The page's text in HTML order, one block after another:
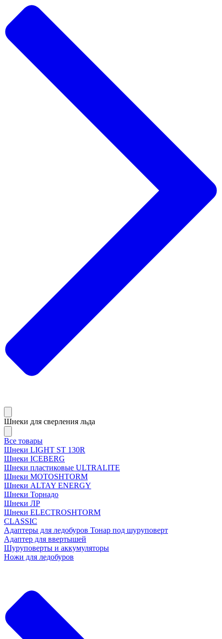
Шнеки для сверления льда
Все товары
Шнеки LIGHT ST 130R
Шнеки ICEBERG
Шнеки пластиковые ULTRALITE
Шнеки MOTOSHTORM
Шнеки ALTAY ENERGY
Шнеки Торнадо
Шнеки ЛР
Шнеки ELECTROSHTORM
CLASSIC
Адаптеры для ледобуров Тонар под шуруповерт
Адаптер для ввертышей
Шуруповерты и аккумуляторы
Ножи для ледобуров